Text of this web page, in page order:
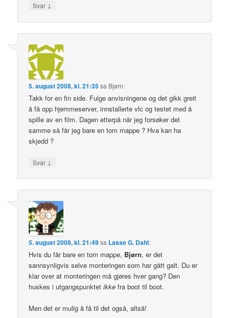
Svar ↓
5. august 2008, kl. 21:35sa Bjørn:
Takk for en fin side. Fulge anvisningene og det gikk greit
å få opp hjemmeserver, innstallerte vlc og testet med å
spille av en film. Dagen etterpå når jeg forsøker det
samme så får jeg bare en tom mappe ? Hva kan ha
skjedd ?
Svar ↓
5. august 2008, kl. 21:49sa Lasse G. Dahl:
Hvis du får bare en tom mappe, Bjørn, er det
sannsynligvis selve monteringen som har gått galt. Du er
klar over at monteringen må gjøres hver gang? Den
huskes i utgangspunktetikke fra boot til boot.
Men det er mulig å få til det også, altså!